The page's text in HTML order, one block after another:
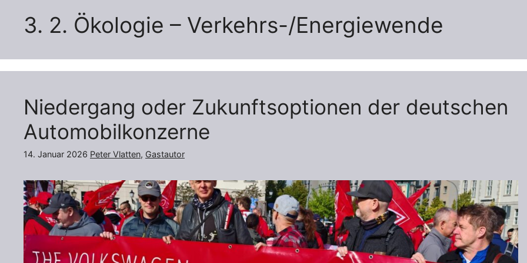
3. 2. Ökologie – Verkehrs-/Energiewende
Niedergang oder Zukunftsoptionen der deutschen
Automobilkonzerne
14. Januar 2026 Peter Vlatten, Gastautor